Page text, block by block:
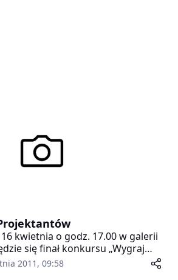
kwietnia o godz. 17.00 w galerii
się finał konkursu „Wygraj
Przez Ciebie, Uszytą w
Będzie to także
2011, 09:58